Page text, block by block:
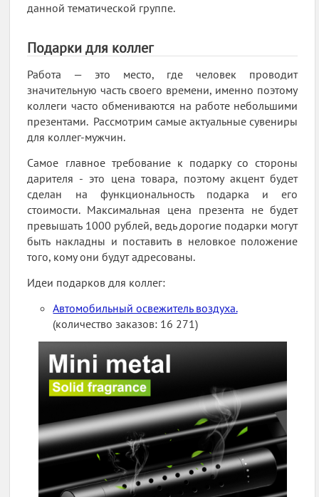
данной тематической группе.
Подарки для коллег
Работа — это место, где человек проводит
значительную часть своего времени, именно поэтому
коллеги часто обмениваются на работе небольшими
презентами. Рассмотрим самые актуальные сувениры
для коллег-мужчин.
Самое главное требование к подарку со стороны
дарителя - это цена товара, поэтому акцент будет
сделан на функциональность подарка и его
стоимости. Максимальная цена презента не будет
превышать 1000 рублей, ведь дорогие подарки могут
быть накладны и поставить в неловкое положение
того, кому они будут адресованы.
Идеи подарков для коллег:
Автомобильный освежитель воздуха.
(количество заказов: 16 271)